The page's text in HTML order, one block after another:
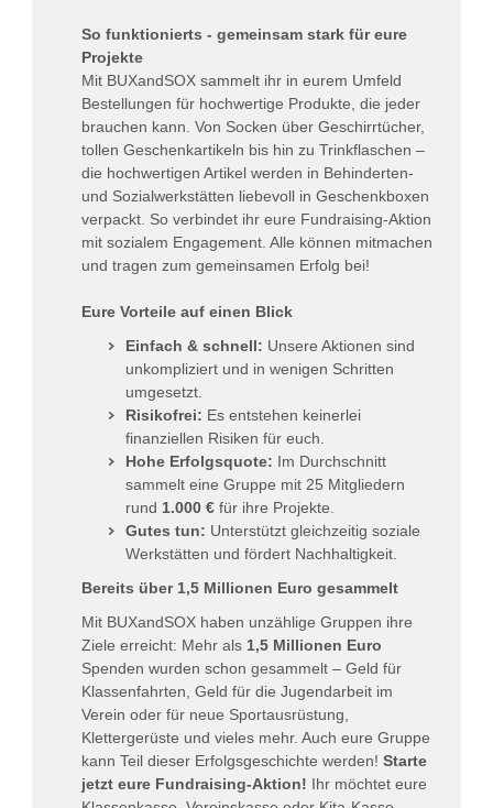
So funktionierts - gemeinsam stark für eure
Projekte
Mit BUXandSOX sammelt ihr in eurem Umfeld
Bestellungen für hochwertige Produkte, die jeder
brauchen kann. Von Socken über Geschirrtücher,
tollen Geschenkartikeln bis hin zu Trinkflaschen –
die hochwertigen Artikel werden in Behinderten-
und Sozialwerkstätten liebevoll in Geschenkboxen
verpackt. So verbindet ihr eure Fundraising-Aktion
mit sozialem Engagement. Alle können mitmachen
und tragen zum gemeinsamen Erfolg bei!
Eure Vorteile auf einen Blick
Einfach & schnell: Unsere Aktionen sind
unkompliziert und in wenigen Schritten
umgesetzt.
Risikofrei: Es entstehen keinerlei
finanziellen Risiken für euch.
Hohe Erfolgsquote: Im Durchschnitt
sammelt eine Gruppe mit 25 Mitgliedern
rund 1.000 €für ihre Projekte.
Gutes tun: Unterstützt gleichzeitig soziale
Werkstätten und fördert Nachhaltigkeit.
Bereits über 1,5 Millionen Euro gesammelt
Mit BUXandSOX haben unzählige Gruppen ihre
Ziele erreicht: Mehr als 1,5 Millionen Euro
Spenden wurden schon gesammelt – Geld für
Klassenfahrten, Geld für die Jugendarbeit im
Verein oder für neue Sportausrüstung,
Klettergerüste und vieles mehr. Auch eure Gruppe
kann Teil dieser Erfolgsgeschichte werden! Starte
jetzt eure Fundraising-Aktion! Ihr möchtet eure